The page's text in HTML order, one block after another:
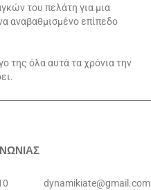
του πελάτη για μια
αναβαθμισμένο επίπεδο
της όλα αυτά τα χρόνια την
dynamikiate@gmail.com